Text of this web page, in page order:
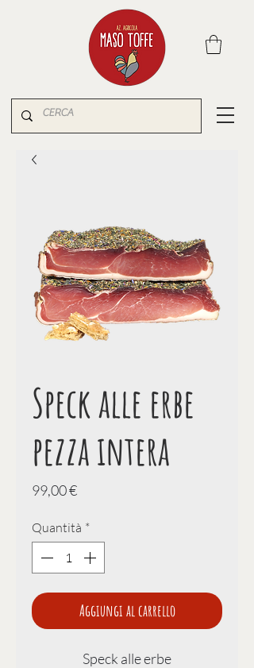
Speck alle erbe
pezza intera
99,00 €Prezzo
Quantità *
Aggiungi al carrello
Speck alle erbe